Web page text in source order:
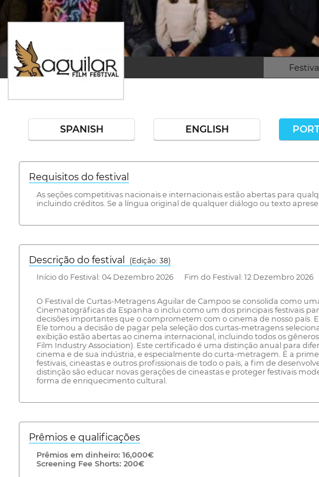
SPANISH ENGLISH
Requisitos do festival
As seções competitivas nacionais e internacionais estão abertas para
incluindo créditos. Se a língua original de qualquer diálogo ou texto
Descrição do festival
(Edição: 38)
Início do Festival: 04 Dezembro 2026 Fim do Festival: 12 Dezembro 2026
O Festival de Curtas-Metragens Aguilar de Campoo se consolida como
Cinematográficas da Espanha o inclui como um dos principais festivais
decisões importantes que o comprometem com o cinema de nosso país.
Ele tomou a decisão de pagar pela seleção dos curtas-metragens
exibição estão abertas ao cinema internacional, incluindo todos os
Film Industry Association). Este certificado é uma distinção anual para
cinema e de sua indústria, e especialmente do curta-metragem. É a
festivais, cineastas e outros profissionais de todo o país, a fim de
distinção são educar novas gerações de cineastas e proteger festivais
forma de enriquecimento cultural.
Prêmios e qualificações
Prêmios em dinheiro: 16,000€
Screening Fee Shorts: 200€